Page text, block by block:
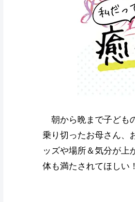
朝から晩まで子ども
乗り切ったお母さん、
ッズや場所＆気分が上
体も満たされてほしい！